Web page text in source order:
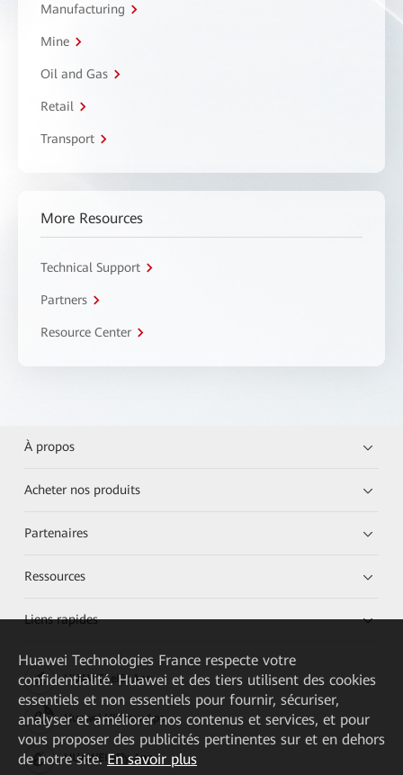
Manufacturing
Mine
Oil and Gas
Retail
Transport
More Resources
Technical Support
Partners
Resource Center
À propos
Acheter nos produits
Partenaires
Ressources
Liens rapides
HUAWEI eKit App
Huawei HiKnow App
HUAWEI eFly App
Huawei Technologies France respecte votre
confidentialité. Huawei et des tiers utilisent des cookies
essentiels et non essentiels pour fournir, sécuriser,
analyser et améliorer nos contenus et services, et pour
vous proposer des publicités pertinentes sur et en dehors
de notre site. En savoir plus